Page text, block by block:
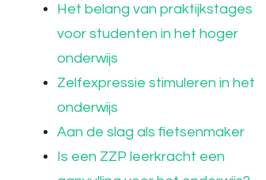
Het belang van praktijkstages
voor studenten in het hoger
onderwijs
Zelfexpressie stimuleren in het
onderwijs
Aan de slag als fietsenmaker
Is een ZZP leerkracht een